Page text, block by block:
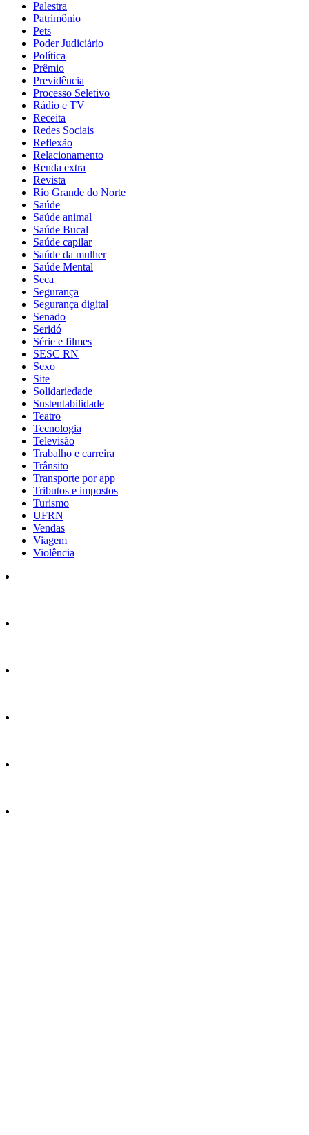
Palestra
Patrimônio
Pets
Poder Judiciário
Política
Prêmio
Previdência
Processo Seletivo
Rádio e TV
Receita
Redes Sociais
Reflexão
Relacionamento
Renda extra
Revista
Rio Grande do Norte
Saúde
Saúde animal
Saúde Bucal
Saúde capilar
Saúde da mulher
Saúde Mental
Seca
Segurança
Segurança digital
Senado
Seridó
Série e filmes
SESC RN
Sexo
Site
Solidariedade
Sustentabilidade
Teatro
Tecnologia
Televisão
Trabalho e carreira
Trânsito
Transporte por app
Tributos e impostos
Turismo
UFRN
Vendas
Viagem
Violência